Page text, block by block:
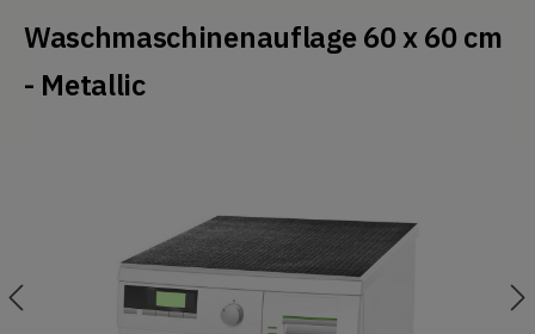
Waschmaschinenauflage 60 x 60 cm
- Metallic